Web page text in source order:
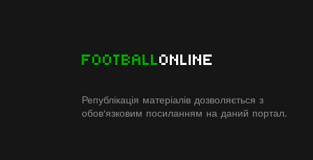
FOOTBALLONLINE
Републікація матеріалів дозволяється з
обов'язковим посиланням на даний портал.